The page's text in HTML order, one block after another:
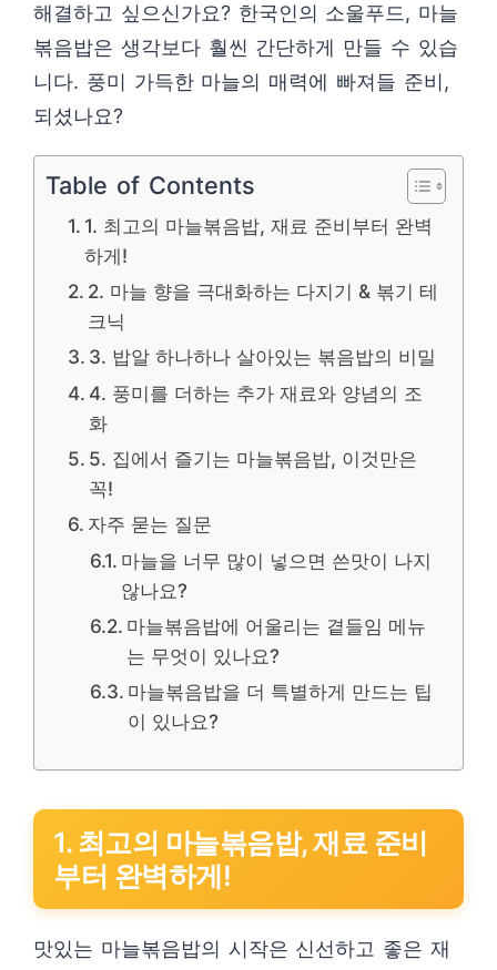
해결하고 싶으신가요? 한국인의 소울푸드, 마늘
볶음밥은 생각보다 훨씬 간단하게 만들 수 있습
니다. 풍미 가득한 마늘의 매력에 빠져들 준비,
되셨나요?
Table of Contents
1. 최고의 마늘볶음밥, 재료 준비부터 완벽
하게!
2. 마늘 향을 극대화하는 다지기 & 볶기 테
크닉
3. 밥알 하나하나 살아있는 볶음밥의 비밀
4. 풍미를 더하는 추가 재료와 양념의 조
화
5. 집에서 즐기는 마늘볶음밥, 이것만은
꼭!
자주 묻는 질문
마늘을 너무 많이 넣으면 쓴맛이 나지
않나요?
마늘볶음밥에 어울리는 곁들임 메뉴
는 무엇이 있나요?
마늘볶음밥을 더 특별하게 만드는 팁
이 있나요?
1. 최고의 마늘볶음밥, 재료 준비
부터 완벽하게!
맛있는 마늘볶음밥의 시작은 신선하고 좋은 재